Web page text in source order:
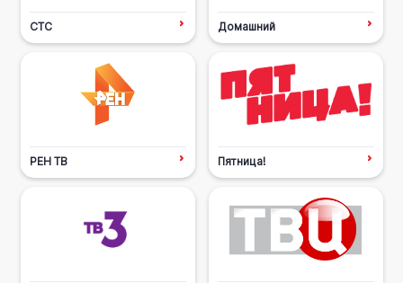
СТС Домашний
РЕН ТВ Пятница!